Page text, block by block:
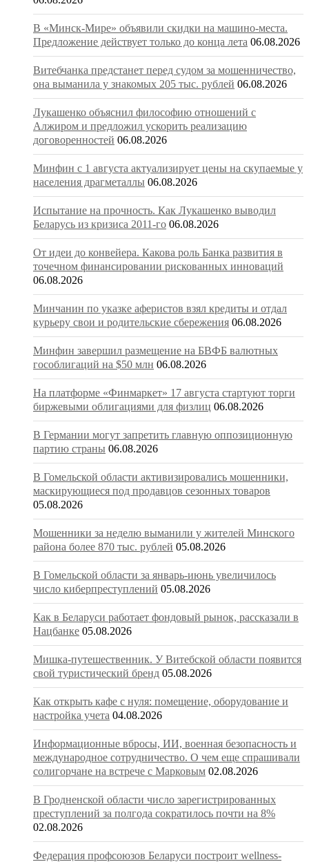
В «Минск-Мире» объявили скидки на машино-места.
Предложение действует только до конца лета 06.08.2026
Витебчанка предстанет перед судом за мошенничество,
она выманила у знакомых 205 тыс. рублей 06.08.2026
Лукашенко объяснил философию отношений с
Алжиром и предложил ускорить реализацию
договоренностей 06.08.2026
Минфин с 1 августа актуализирует цены на скупаемые у
населения драгметаллы 06.08.2026
Испытание на прочность. Как Лукашенко выводил
Беларусь из кризиса 2011-го 06.08.2026
От идеи до конвейера. Какова роль Банка развития в
точечном финансировании рискованных инноваций
06.08.2026
Минчанин по указке аферистов взял кредиты и отдал
курьеру свои и родительские сбережения 06.08.2026
Минфин завершил размещение на БВФБ валютных
гособлигаций на $50 млн 06.08.2026
На платформе «Финмаркет» 17 августа стартуют торги
биржевыми облигациями для физлиц 06.08.2026
В Германии могут запретить главную оппозиционную
партию страны 06.08.2026
В Гомельской области активизировались мошенники,
маскирующиеся под продавцов сезонных товаров
05.08.2026
Мошенники за неделю выманили у жителей Минского
района более 870 тыс. рублей 05.08.2026
В Гомельской области за январь-июнь увеличилось
число киберпреступлений 05.08.2026
Как в Беларуси работает фондовый рынок, рассказали в
Нацбанке 05.08.2026
Мишка-путешественник. У Витебской области появится
свой туристический бренд 05.08.2026
Как открыть кафе с нуля: помещение, оборудование и
настройка учета 04.08.2026
Информационные вбросы, ИИ, военная безопасность и
международное сотрудничество. О чем еще спрашивали
солигорчане на встрече с Марковым 02.08.2026
В Гродненской области число зарегистрированных
преступлений за полгода сократилось почти на 8%
02.08.2026
Федерация профсоюзов Беларуси построит wellness-